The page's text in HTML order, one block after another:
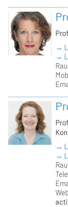
→
→
→
→